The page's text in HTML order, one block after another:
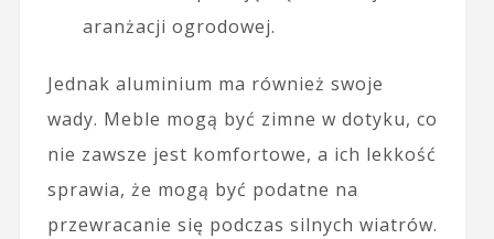
aranżacji ogrodowej.
Jednak aluminium ma również swoje
wady. Meble mogą być zimne w dotyku, co
nie zawsze jest komfortowe, a ich lekkość
sprawia, że mogą być podatne na
przewracanie się podczas silnych wiatrów.